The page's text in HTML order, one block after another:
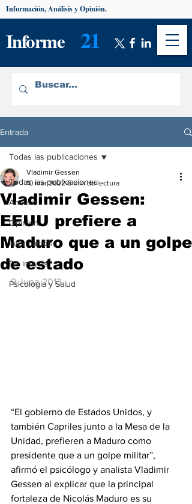
Informe 21
Información, Análisis y Opinión.
Entrada
Todas las publicaciones
Análisis
Opinión
Información
De interés
Psicología y Salud
Todas las publicaciones
Vladimir Gessen:
EEUU prefiere a
Maduro que a un golpe
de estado
Vladimir Gessen
10 mar 2022 6 min de lectura
9 June 2013
“El gobierno de Estados Unidos, y
también Capriles junto a la Mesa de la
Unidad, prefieren a Maduro como
presidente que a un golpe militar”,
afirmó el psicólogo y analista Vladimir
Gessen al explicar que la principal
fortaleza de Nicolás Maduro es su